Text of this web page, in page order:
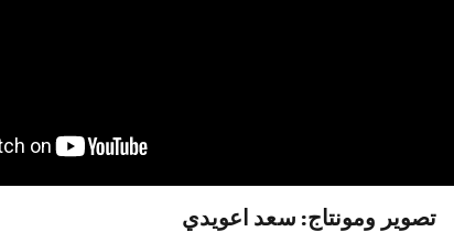
تصوير ومونتاج: سعد اعويدي